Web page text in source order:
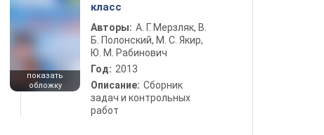
показать
обложку
класс
Авторы: А. Г. Мерзляк, В.
Б. Полонский, М. С. Якир,
Ю. М. Рабинович
Год: 2013
Описание: Сборник
задач и контрольных
работ